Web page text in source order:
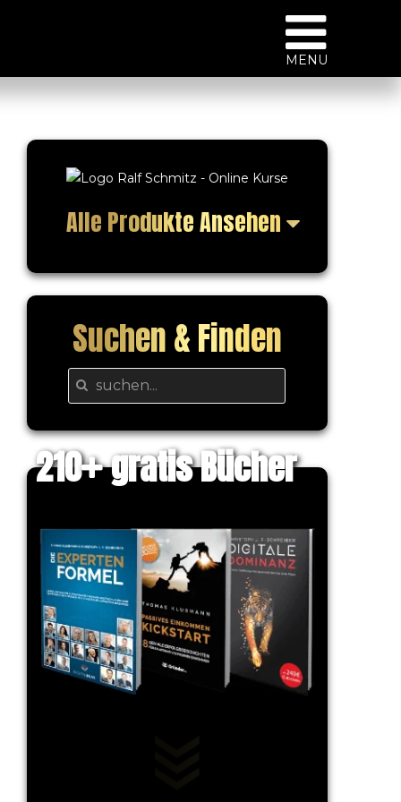
MENU
Alle Produkte Ansehen
Suchen & Finden
210 gratis Bücher